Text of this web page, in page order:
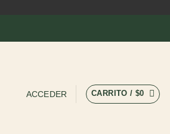
ACCEDER CARRITO / $0